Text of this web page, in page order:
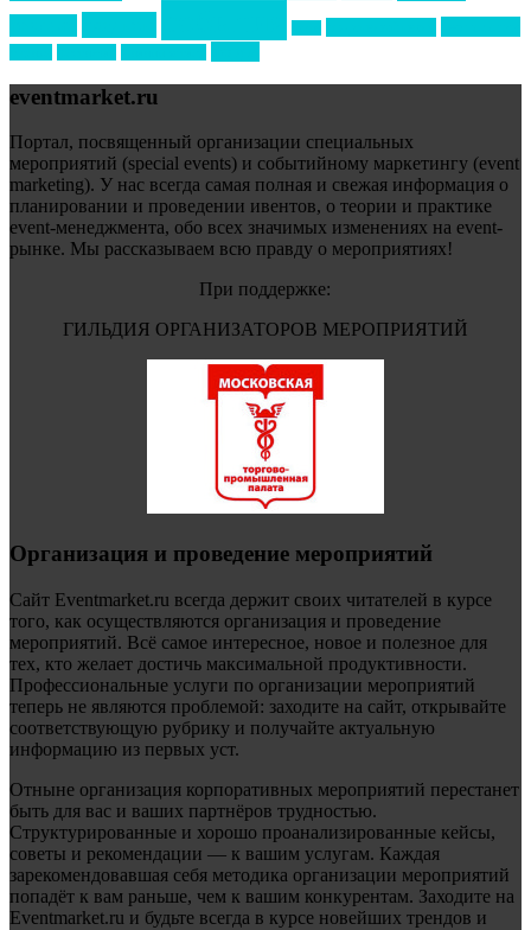
eventmarket.ru
Портал, посвященный организации специальных
мероприятий (special events) и событийному маркетингу (event
marketing). У нас всегда самая полная и свежая информация о
планировании и проведении ивентов, о теории и практике
event-менеджмента, обо всех значимых изменениях на event-
рынке. Мы рассказываем всю правду о мероприятиях!
При поддержке:
ГИЛЬДИЯ ОРГАНИЗАТОРОВ МЕРОПРИЯТИЙ
Организация и проведение мероприятий
Сайт Eventmarket.ru всегда держит своих читателей в курсе
того, как осуществляются организация и проведение
мероприятий. Всё самое интересное, новое и полезное для
тех, кто желает достичь максимальной продуктивности.
Профессиональные услуги по организации мероприятий
теперь не являются проблемой: заходите на сайт, открывайте
соответствующую рубрику и получайте актуальную
информацию из первых уст.
Отныне организация корпоративных мероприятий перестанет
быть для вас и ваших партнёров трудностью.
Структурированные и хорошо проанализированные кейсы,
советы и рекомендации — к вашим услугам. Каждая
зарекомендовавшая себя методика организации мероприятий
попадёт к вам раньше, чем к вашим конкурентам. Заходите на
Eventmarket.ru и будьте всегда в курсе новейших трендов и